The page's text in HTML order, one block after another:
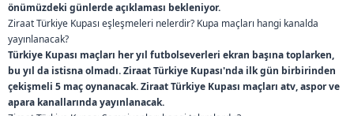
Gaziantep FK 7
Samsunspor 5 12 3
Sipay Bodrum FK 8 11 8
önümüzdeki günlerde açıklaması bekleniyor.
Ziraat Türkiye Kupası eşleşmeleri nelerdir? Kupa maçları hangi kanalda
yayınlanacak?
Türkiye Kupası maçları her yıl futbolseverleri ekran başına toplarken,
bu yıl da istisna olmadı. Ziraat Türkiye Kupası'nda ilk gün birbirinden
çekişmeli 5 maç oynanacak. Ziraat Türkiye Kupası maçları atv, aspor ve
apara kanallarında yayınlanacak.